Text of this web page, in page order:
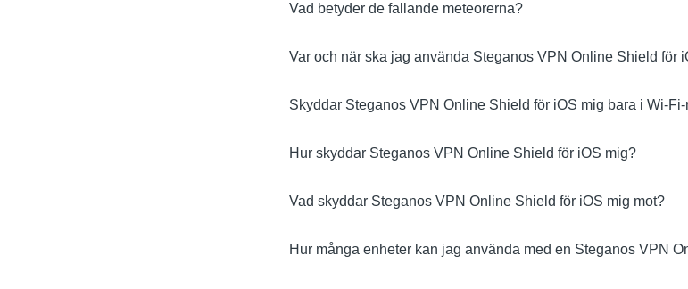
Vad betyder de fallande meteorerna?
Var och när ska jag använda Steganos VPN Online Shield för
Skyddar Steganos VPN Online Shield för iOS mig bara i Wi-
Hur skyddar Steganos VPN Online Shield för iOS mig?
Vad skyddar Steganos VPN Online Shield för iOS mig mot?
Hur många enheter kan jag använda med en Steganos VPN